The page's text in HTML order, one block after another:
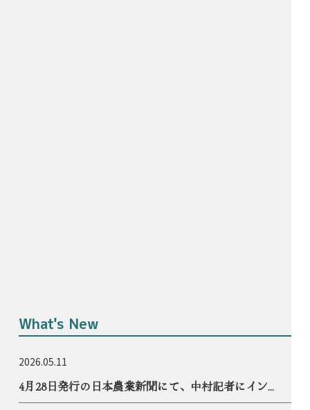
What's New
2026.05.11
4月28日発行の日本農業新聞にて、中村記者にイン...